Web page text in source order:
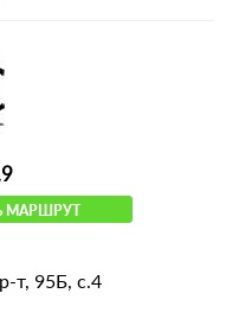
МАРШРУТ
т, 95Б, с.4